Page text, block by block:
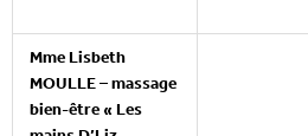
Mme Lisbeth
MOULLE – massage
bien-être « Les